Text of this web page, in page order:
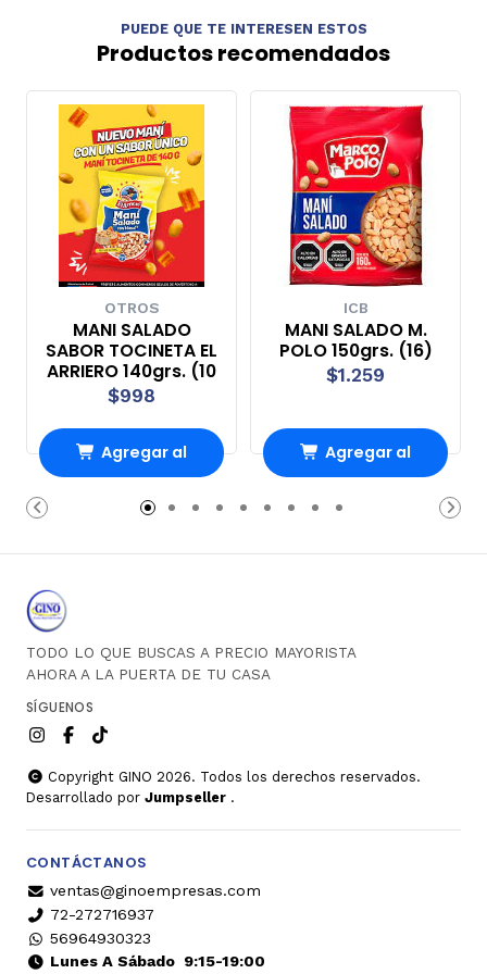
PUEDE QUE TE INTERESEN ESTOS
Productos recomendados
OTROS
MANI SALADO
SABOR TOCINETA EL
ARRIERO 140grs. (10
$998
Agregar al
Carro
ICB
MANI SALADO M.
POLO 150grs. (16)
$1.259
Agregar al
Carro
TODO LO QUE BUSCAS A PRECIO MAYORISTA
AHORA A LA PUERTA DE TU CASA
SÍGUENOS
Copyright GINO 2026. Todos los derechos reservados.
Desarrollado por Jumpseller .
CONTÁCTANOS
ventas@ginoempresas.com
72-272716937
56964930323
Lunes A Sábado9:15-19:00